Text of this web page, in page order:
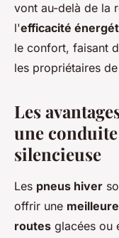
vont au-delà de la
l'efficacité
le confort, faisant
les propriétaires de
Les
une
silencieuse
Les pneus hiver
offrir une
routes glacées ou